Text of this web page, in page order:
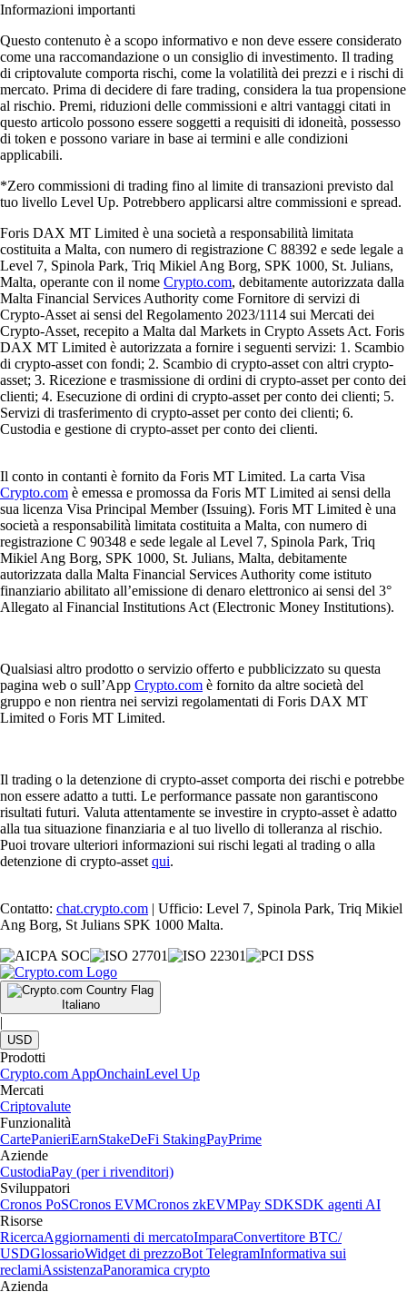
Informazioni importanti
Questo contenuto è a scopo informativo e non deve essere considerato
come una raccomandazione o un consiglio di investimento. Il trading
di criptovalute comporta rischi, come la volatilità dei prezzi e i rischi di
mercato. Prima di decidere di fare trading, considera la tua propensione
al rischio. Premi, riduzioni delle commissioni e altri vantaggi citati in
questo articolo possono essere soggetti a requisiti di idoneità, possesso
di token e possono variare in base ai termini e alle condizioni
applicabili.
*Zero commissioni di trading fino al limite di transazioni previsto dal
tuo livello Level Up. Potrebbero applicarsi altre commissioni e spread.
Foris DAX MT Limited è una società a responsabilità limitata
costituita a Malta, con numero di registrazione C 88392 e sede legale a
Level 7, Spinola Park, Triq Mikiel Ang Borg, SPK 1000, St. Julians,
Malta, operante con il nome Crypto.com, debitamente autorizzata dalla
Malta Financial Services Authority come Fornitore di servizi di
Crypto-Asset ai sensi del Regolamento 2023/1114 sui Mercati dei
Crypto-Asset, recepito a Malta dal Markets in Crypto Assets Act. Foris
DAX MT Limited è autorizzata a fornire i seguenti servizi: 1. Scambio
di crypto-asset con fondi; 2. Scambio di crypto-asset con altri crypto-
asset; 3. Ricezione e trasmissione di ordini di crypto-asset per conto dei
clienti; 4. Esecuzione di ordini di crypto-asset per conto dei clienti; 5.
Servizi di trasferimento di crypto-asset per conto dei clienti; 6.
Custodia e gestione di crypto-asset per conto dei clienti.
Il conto in contanti è fornito da Foris MT Limited. La carta Visa
Crypto.com è emessa e promossa da Foris MT Limited ai sensi della
sua licenza Visa Principal Member (Issuing). Foris MT Limited è una
società a responsabilità limitata costituita a Malta, con numero di
registrazione C 90348 e sede legale al Level 7, Spinola Park, Triq
Mikiel Ang Borg, SPK 1000, St. Julians, Malta, debitamente
autorizzata dalla Malta Financial Services Authority come istituto
finanziario abilitato all’emissione di denaro elettronico ai sensi del 3°
Allegato al Financial Institutions Act (Electronic Money Institutions).
Qualsiasi altro prodotto o servizio offerto e pubblicizzato su questa
pagina web o sull’App Crypto.com è fornito da altre società del
gruppo e non rientra nei servizi regolamentati di Foris DAX MT
Limited o Foris MT Limited.
Il trading o la detenzione di crypto-asset comporta dei rischi e potrebbe
non essere adatto a tutti. Le performance passate non garantiscono
risultati futuri. Valuta attentamente se investire in crypto-asset è adatto
alla tua situazione finanziaria e al tuo livello di tolleranza al rischio.
Puoi trovare ulteriori informazioni sui rischi legati al trading o alla
detenzione di crypto-asset qui.
Contatto: chat.crypto.com | Ufficio: Level 7, Spinola Park, Triq Mikiel
Ang Borg, St Julians SPK 1000 Malta.
Italiano
|
USD
Prodotti
Crypto.com AppOnchainLevel Up
Mercati
Criptovalute
Funzionalità
CartePanieriEarnStakeDeFi StakingPayPrime
Aziende
CustodiaPay (per i rivenditori)
Sviluppatori
Cronos PoSCronos EVMCronos zkEVMPay SDKSDK agenti AI
Risorse
RicercaAggiornamenti di mercatoImparaConvertitore BTC/
USDGlossarioWidget di prezzoBot TelegramInformativa sui
reclamiAssistenzaPanoramica crypto
Azienda